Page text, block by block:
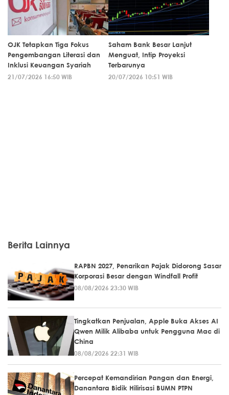
OJK Tetapkan Tiga Fokus
Pengembangan Literasi dan
Inklusi Keuangan Syariah
21/07/2026 16:50 WIB
Saham Bank Besar Lanjut
Menguat, Intip Proyeksi
Terbarunya
20/07/2026 10:51 WIB
Berita Lainnya
RAPBN 2027, Penarikan Pajak Didorong Sasar
Korporasi Besar dengan Windfall Profit
08/08/2026 23:30 WIB
Tingkatkan Penjualan, Apple Buka Akses AI
Qwen Milik Alibaba untuk Pengguna Mac di
China
08/08/2026 22:31 WIB
Percepat Kemandirian Pangan dan Energi,
Danantara Bidik Hilirisasi BUMN PTPN